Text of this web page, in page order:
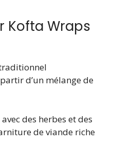
Kofta Wraps
d’un mélange de
des herbes et des
de viande riche